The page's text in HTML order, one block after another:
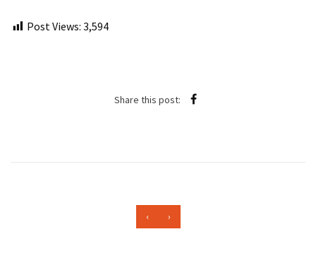
Post Views: 3,594
Share this post:
‹ ›